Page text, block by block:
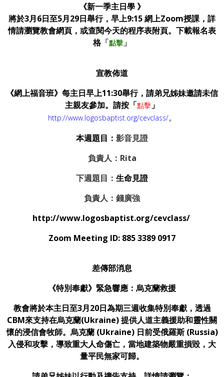
《新一季主日學 》
將於3月6日至5月29日舉行，早上9:15 網上Zoom授課，詳
情請瀏覽教會網頁，或查閱今天的程序表附頁。下載報名表
格「點擊 」
宣教佈道
《網上福音班》每主日早上11:30舉行，請弟兄姊妹邀請未信
主親友參加。請按「點擊 」
http://www.logosbaptist.org/cevclass/。
本週題目： 影音見證
負責人：Rita
下週題目： 生命見證
負責人：錢廣強
http://www.logosbaptist.org/cevclass/
Zoom Meeting ID: 885 3389 0917
差傳部消息
《特別奉獻》緊急響應：烏克蘭救援
教會將於本主日至3月20日為期三週收集特別奉獻，透過
CBM來支持在烏克蘭(Ukraine) 提供人道主義援助和靈性關
懷的浸信會牧師。烏克蘭 (Ukraine) 日前受俄羅斯 (Russia)
入侵和攻擊，導致重大人命傷亡，當地建築物嚴重損毀，大
量平民無家可歸。